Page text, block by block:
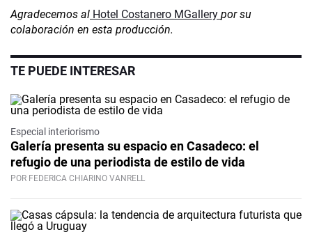
Agradecemos al Hotel Costanero MGallery por su
colaboración en esta producción.
TE PUEDE INTERESAR
Especial interiorismo
Galería presenta su espacio en Casadeco: el
refugio de una periodista de estilo de vida
POR FEDERICA CHIARINO VANRELL